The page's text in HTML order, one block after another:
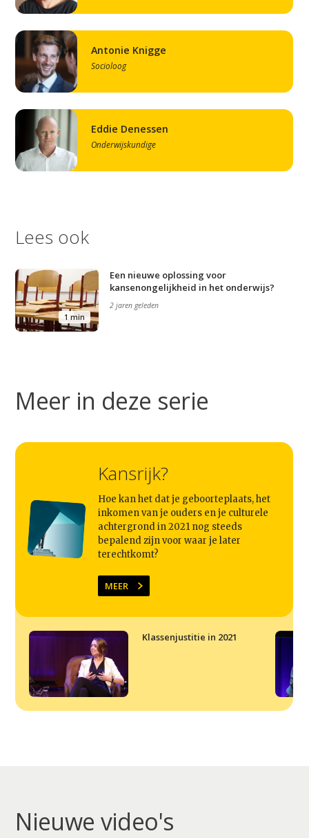
Home
Agenda
Video
Podcast
Artikelen
Contact
Antonie Knigge
Socioloog
Eddie Denessen
Onderwijskundige
Lees ook
1 min
Een nieuwe oplossing voor
kansenongelijkheid in het onderwijs?
2 jaren geleden
Meer in deze serie
Kansrijk?
Hoe kan het dat je geboorteplaats, het
inkomen van je ouders en je culturele
achtergrond in 2021 nog steeds
bepalend zijn voor waar je later
terechtkomt?
MEER
Klassenjustitie in 2021
Nieuwe video's